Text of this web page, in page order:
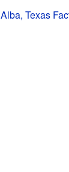
Alba, Texas